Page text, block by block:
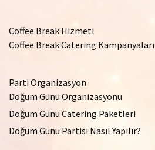
Coffee Break Hizmeti
Coffee Break Catering Kampanyaları
Parti Organizasyon
Doğum Günü Organizasyonu
Doğum Günü Catering Paketleri
Doğum Günü Partisi Nasıl Yapılır?